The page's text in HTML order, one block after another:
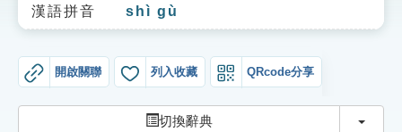
生字詞彙表
成語故事
索引選單
漢語拼音 shì gù
開啟關聯 列入收藏 QRcode分享
切換辭典 切換